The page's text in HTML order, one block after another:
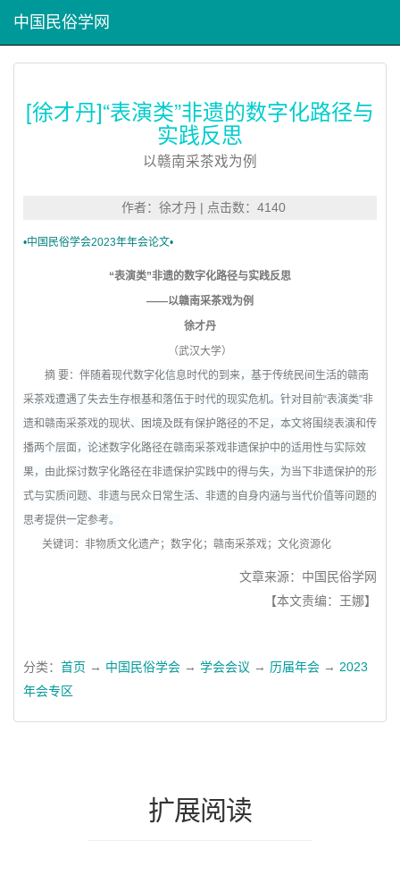
中国民俗学网
[徐才丹]“表演类”非遗的数字化路径与
实践反思
以赣南采茶戏为例
作者：徐才丹 | 点击数：4140
•中国民俗学会2023年年会论文•
“表演类”非遗的数字化路径与实践反思
——以赣南采茶戏为例
徐才丹
（武汉大学）
摘 要： 伴随着现代数字化信息时代的到来，基于传统民间生活的赣南
采茶戏遭遇了失去生存根基和落伍于时代的现实危机。针对目前“表演类”非
遗和赣南采茶戏的现状、困境及既有保护路径的不足，本文将围绕表演和传
播两个层面，论述数字化路径在赣南采茶戏非遗保护中的适用性与实际效
果，由此探讨数字化路径在非遗保护实践中的得与失，为当下非遗保护的形
式与实质问题、非遗与民众日常生活、非遗的自身内涵与当代价值等问题的
思考提供一定参考。
关键词：非物质文化遗产；数字化；赣南采茶戏；文化资源化
文章来源：中国民俗学网
【本文责编：王娜】
分类： 首页 → 中国民俗学会 → 学会会议 → 历届年会 → 2023
年会专区
扩展阅读